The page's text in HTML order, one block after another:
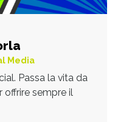
Media
Passa la vita da
offrire sempre il